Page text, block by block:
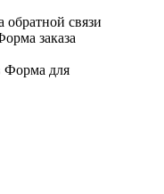
обратной связи
заказа
Форма для